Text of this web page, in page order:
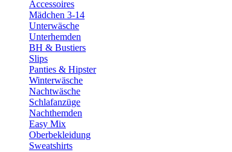
Accessoires
Mädchen 3-14
Unterwäsche
Unterhemden
BH & Bustiers
Slips
Panties & Hipster
Winterwäsche
Nachtwäsche
Schlafanzüge
Nachthemden
Easy Mix
Oberbekleidung
Sweatshirts